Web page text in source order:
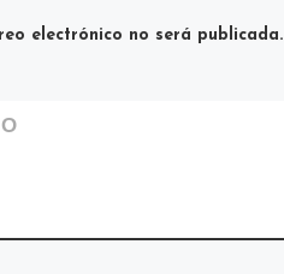
electrónico no será publicada.